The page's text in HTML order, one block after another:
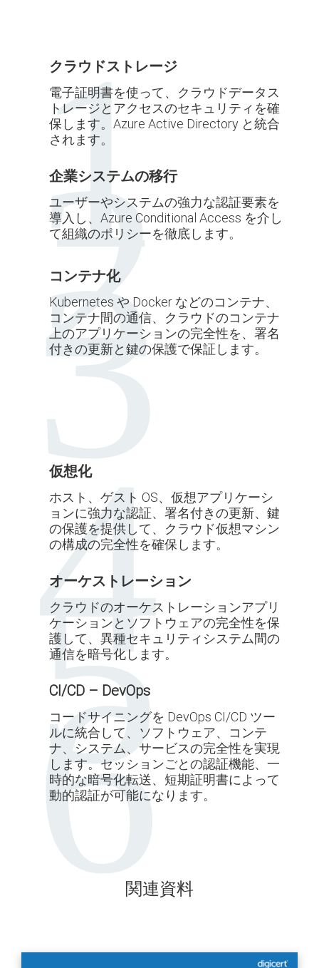
クラウドストレージ
電子証明書を使って、クラウドデータス
トレージとアクセスのセキュリティを確
保します。Azure Active Directory と統合
されます。
企業システムの移行
ユーザーやシステムの強力な認証要素を
導入し、Azure Conditional Access を介し
て組織のポリシーを徹底します。
コンテナ化
Kubernetes や Docker などのコンテナ、
コンテナ間の通信、クラウドのコンテナ
上のアプリケーションの完全性を、署名
付きの更新と鍵の保護で保証します。
仮想化
ホスト、ゲスト OS、仮想アプリケーシ
ョンに強力な認証、署名付きの更新、鍵
の保護を提供して、クラウド仮想マシン
の構成の完全性を確保します。
オーケストレーション
クラウドのオーケストレーションアプリ
ケーションとソフトウェアの完全性を保
護して、異種セキュリティシステム間の
通信を暗号化します。
CI/CD – DevOps
コードサイニングを DevOps CI/CD ツー
ルに統合して、ソフトウェア、コンテ
ナ、システム、サービスの完全性を実現
します。セッションごとの認証機能、一
時的な暗号化転送、短期証明書によって
動的認証が可能になります。
関連資料